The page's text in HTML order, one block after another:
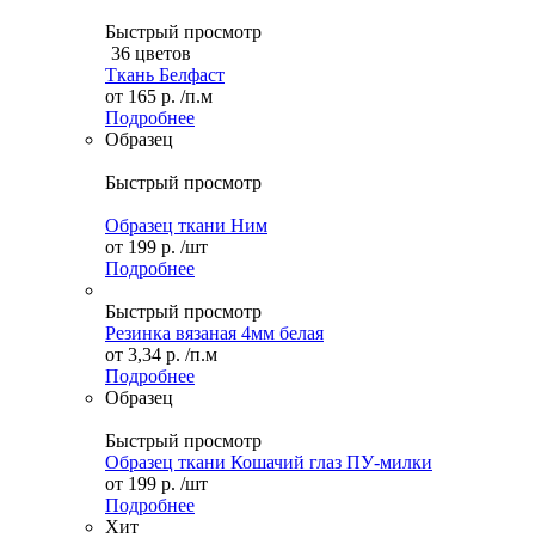
Быстрый просмотр
36 цветов
Ткань Белфаст
от 165 р. /п.м
Подробнее
Образец
Быстрый просмотр
Образец ткани Ним
от 199 р. /шт
Подробнее
Быстрый просмотр
Резинка вязаная 4мм белая
от 3,34 р. /п.м
Подробнее
Образец
Быстрый просмотр
Образец ткани Кошачий глаз ПУ-милки
от 199 р. /шт
Подробнее
Хит